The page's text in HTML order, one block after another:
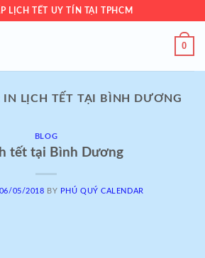
LỊCH TẾT UY TÍN TẠI TPHCM
0
IN LỊCH TẾT TẠI BÌNH DƯƠNG
BLOG
tết tại Bình Dương
06/05/2018 BY PHÚ QUÝ CALENDAR